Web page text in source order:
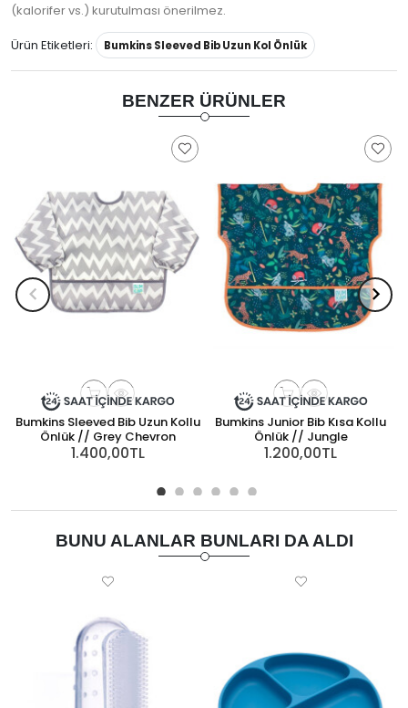
(kalorifer vs.) kurutulması önerilmez.
Ürün Etiketleri:
Bumkins Sleeved Bib Uzun Kol Önlük
BENZER ÜRÜNLER
Bumkins Sleeved Bib Uzun Kollu
Önlük // Grey Chevron
1.400,00TL
Bumkins Junior Bib Kısa Kollu
Önlük // Jungle
1.200,00TL
BUNU ALANLAR BUNLARI DA ALDI